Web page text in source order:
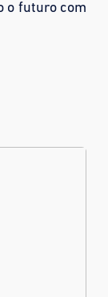
o futuro com